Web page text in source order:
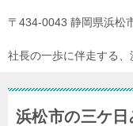
〒434-0043 静岡県浜松
社長の一歩に伴走する、
浜松市の三ケ日